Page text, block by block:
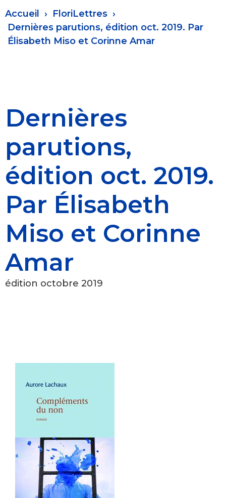
Fil
d'Ariane
Accueil
FloriLettres
Dernières parutions, édition oct. 2019. Par
Élisabeth Miso et Corinne Amar
Dernières
parutions,
édition oct. 2019.
Par Élisabeth
Miso et Corinne
Amar
édition octobre 2019